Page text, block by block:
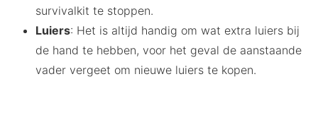
survivalkit te stoppen.
Luiers: Het is altijd handig om wat extra luiers bij
de hand te hebben, voor het geval de aanstaande
vader vergeet om nieuwe luiers te kopen.